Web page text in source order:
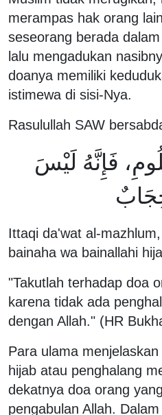
merampas hak orang
seseorang berada
lalu mengadukan
doanya memiliki
istimewa di sisi-Nya.
Rasulullah SAW
فَإِنَّهُ لَيْسَ
حِجَابٌ
Ittaqi da'wat al-
bainaha wa bainallahi
"Takutlah terhadap doa
karena tidak ada
dengan Allah." (HR
Para ulama
hijab atau penghalang
dekatnya doa orang
pengabulan Allah.